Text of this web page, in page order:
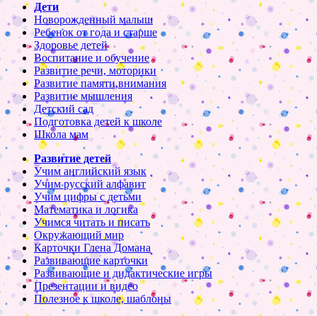
Дети
Новорожденный малыш
Ребенок от года и старше
Здоровье детей
Воспитание и обучение
Развитие речи, моторики
Развитие памяти,внимания
Развитие мышления
Детский сад
Подготовка детей к школе
Школа мам
Развитие детей
Учим английский язык
Учим русский алфавит
Учим цифры с детьми
Математика и логика
Учимся читать и писать
Окружающий мир
Карточки Глена Домана
Развивающие карточки
Развивающие и дидактические игры
Презентации и видео
Полезное к школе, шаблоны